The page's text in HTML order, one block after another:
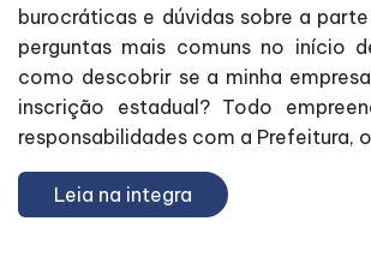
burocráticas e dúvidas sobre a
perguntas mais comuns no início
como descobrir se a minha
inscrição estadual? Todo
responsabilidades com a Prefeitura,
Leia na integra